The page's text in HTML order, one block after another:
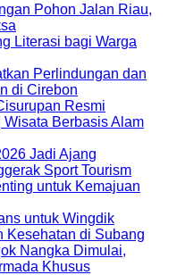
Pohon Jalan Riau,
Literasi bagi Warga
Perlindungan dan
di Cirebon
Resmi
Berbasis Alam
Jadi Ajang
Sport Tourism
untuk Kemajuan
untuk Wingdik
Kesehatan di Subang
Nangka Dimulai,
Khusus